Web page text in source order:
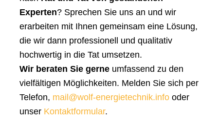
Experten? Sprechen Sie uns an und wir
erarbeiten mit Ihnen gemeinsam eine Lösung,
die wir dann professionell und qualitativ
hochwertig in die Tat umsetzen.
Wir beraten Sie gerne umfassend zu den
vielfältigen Möglichkeiten. Melden Sie sich per
Telefon, mail@wolf-energietechnik.info oder
unser Kontaktformular.